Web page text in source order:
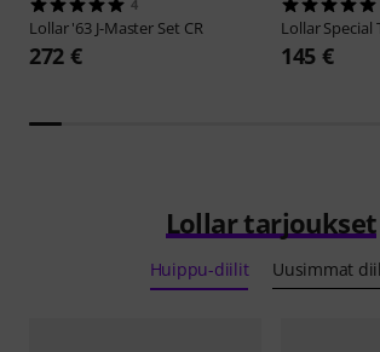
4
Lollar'63 J-Master Set CR
272 €
LollarSpecial
145 €
Lollar tarjoukset
Huippu-diilit Uusimmat